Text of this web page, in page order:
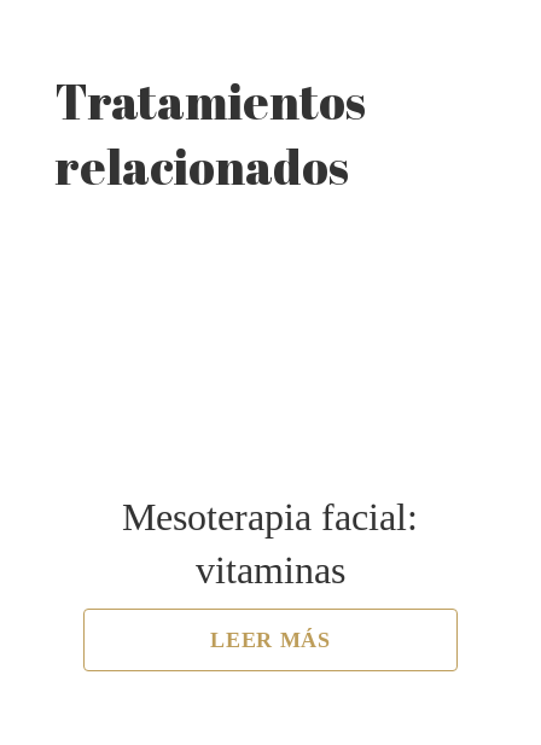
propio cuerpo
Tratamientos
relacionados
Mesoterapia facial:
vitaminas
LEER MÁS